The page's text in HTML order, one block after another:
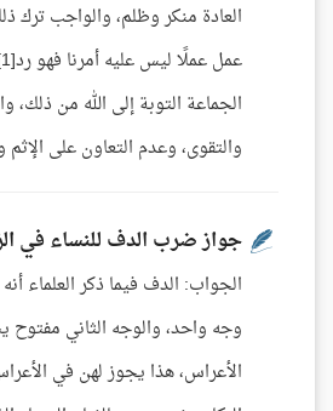
العادة منكر وظلم، والواجب ترك
الجماعة التوبة إلى الله من ذلك،
والتقوى، وعدم التعاون على
جواز ضرب الدف للنساء في
الجواب: الدف فيما ذكر العلماء
وجه واحد، والوجه الثاني مفتوح
الأعراس، هذا يجوز لهن في